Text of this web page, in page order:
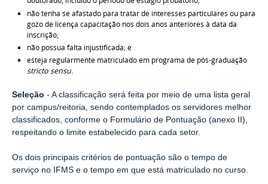
não tenha se afastado para tratar de interesses particulares ou para
gozo de licença capacitação nos dois anos anteriores à data da
inscrição;
não possua falta injustificada; e
esteja regularmente matriculado em programa de pós-graduação
stricto sensu.
Seleção - A classificação será feita por meio de uma lista geral
por campus/reitoria, sendo contemplados os servidores melhor
classificados, conforme o Formulário de Pontuação (anexo II),
respeitando o limite estabelecido para cada setor.
Os dois principais critérios de pontuação são o tempo de
serviço no IFMS e o tempo em que está matriculado no curso.